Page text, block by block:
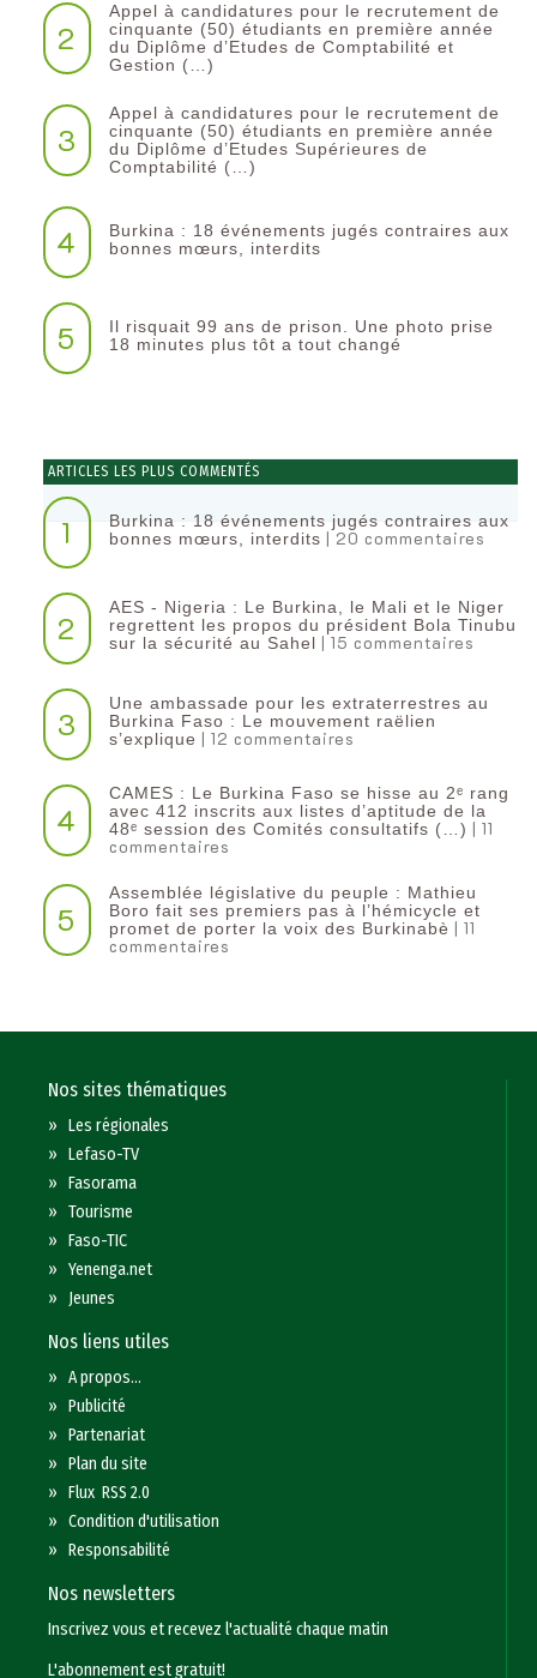
2
Appel à candidatures pour le recrutement de
cinquante (50) étudiants en première année
du Diplôme d’Etudes de Comptabilité et
Gestion (…)
3
Appel à candidatures pour le recrutement de
cinquante (50) étudiants en première année
du Diplôme d’Etudes Supérieures de
Comptabilité (…)
4
Burkina : 18 événements jugés contraires aux
bonnes mœurs, interdits
5
Il risquait 99 ans de prison. Une photo prise
18 minutes plus tôt a tout changé
ARTICLES LES PLUS COMMENTÉS
1
Burkina : 18 événements jugés contraires aux
bonnes mœurs, interdits | 20 commentaires
2
AES - Nigeria : Le Burkina, le Mali et le Niger
regrettent les propos du président Bola Tinubu
sur la sécurité au Sahel | 15 commentaires
3
Une ambassade pour les extraterrestres au
Burkina Faso : Le mouvement raëlien
s’explique | 12 commentaires
4
CAMES : Le Burkina Faso se hisse au 2ᵉ rang
avec 412 inscrits aux listes d’aptitude de la
48ᵉ session des Comités consultatifs (…) | 11
commentaires
5
Assemblée législative du peuple : Mathieu
Boro fait ses premiers pas à l’hémicycle et
promet de porter la voix des Burkinabè | 11
commentaires
Nos sites thématiques
»Les régionales
»Lefaso-TV
»Fasorama
»Tourisme
»Faso-TIC
»Yenenga.net
» Jeunes
Nos liens utiles
»A propos...
»Publicité
»Partenariat
»Plan du site
»Flux RSS 2.0
»Condition d'utilisation
»Responsabilité
Nos newsletters
Inscrivez vous et recevez l'actualité chaque matin
L'abonnement est gratuit!